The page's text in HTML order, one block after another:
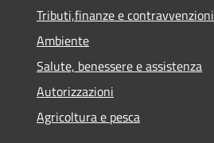
Tributi,finanze e contravvenzioni
Ambiente
Salute, benessere e assistenza
Autorizzazioni
Agricoltura e pesca